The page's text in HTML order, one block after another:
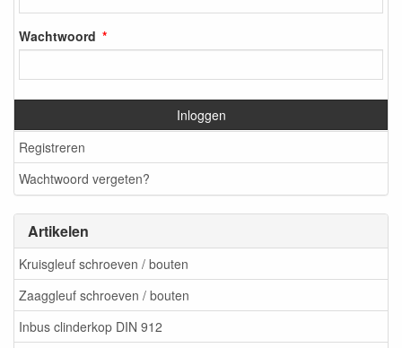
Wachtwoord
Inloggen
Registreren
Wachtwoord vergeten?
Artikelen
Kruisgleuf schroeven / bouten
Zaaggleuf schroeven / bouten
Inbus clinderkop DIN 912